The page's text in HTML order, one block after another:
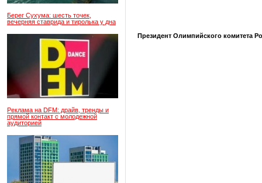
Берег Сухума: шесть точек,
вечерняя ставрида и тиролька у дна
Реклама на DFM: драйв, тренды и
прямой контакт с молодежной
аудиторией
Президент Олимпийского комитета